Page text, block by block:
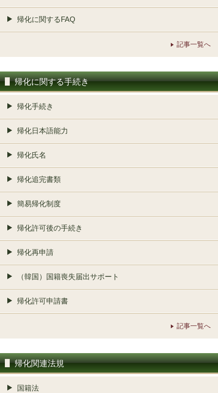
帰化に関するFAQ
記事一覧へ
帰化に関する手続き
帰化手続き
帰化日本語能力
帰化氏名
帰化追完書類
簡易帰化制度
帰化許可後の手続き
帰化再申請
（韓国）国籍喪失届出サポート
帰化許可申請書
記事一覧へ
帰化関連法規
国籍法